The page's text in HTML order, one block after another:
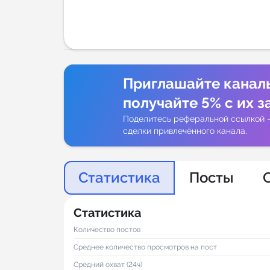
Приглашайте
получайте 5% с их
Поделитесь реферальной ссылкой
сделки привлечённого канала.
Статистика Посты
Статистика
Количество постов
Среднее количество просмотров на пост
Средний охват (24ч)